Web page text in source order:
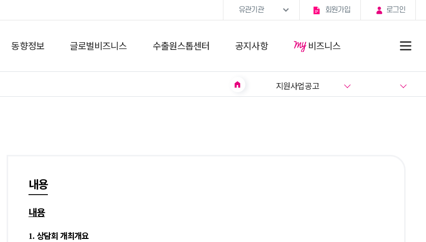
유관기관 회원가입 로그인
동향정보 글로벌비즈니스 수출원스톱센터 공지사항 비즈니스
home 지원사업공고
내용
내용
1. 상담회 개최개요